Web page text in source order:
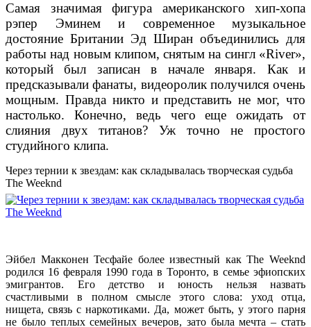
Самая значимая фигура американского хип-хопа
рэпер Эминем и современное музыкальное
достояние Британии Эд Ширан объединились для
работы над новым клипом, снятым на сингл «River»,
который был записан в начале января. Как и
предсказывали фанаты, видеоролик получился очень
мощным. Правда никто и представить не мог, что
настолько. Конечно, ведь чего еще ожидать от
слияния двух титанов? Уж точно не простого
студийного клипа.
Через тернии к звездам: как складывалась творческая судьба
The Weeknd
Эйбел Макконен Тесфайе более известный как The Weeknd
родился 16 февраля 1990 года в Торонто, в семье эфиопских
эмигрантов. Его детство и юность нельзя назвать
счастливыми в полном смысле этого слова: уход отца,
нищета, связь с наркотиками. Да, может быть, у этого парня
не было теплых семейных вечеров, зато была мечта – стать